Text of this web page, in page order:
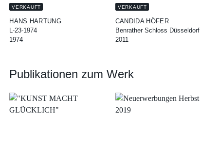
VERKAUFT
HANS HARTUNG
L-23-1974
1974
VERKAUFT
CANDIDA HÖFER
Benrather Schloss Düsseldorf
2011
Publikationen zum Werk